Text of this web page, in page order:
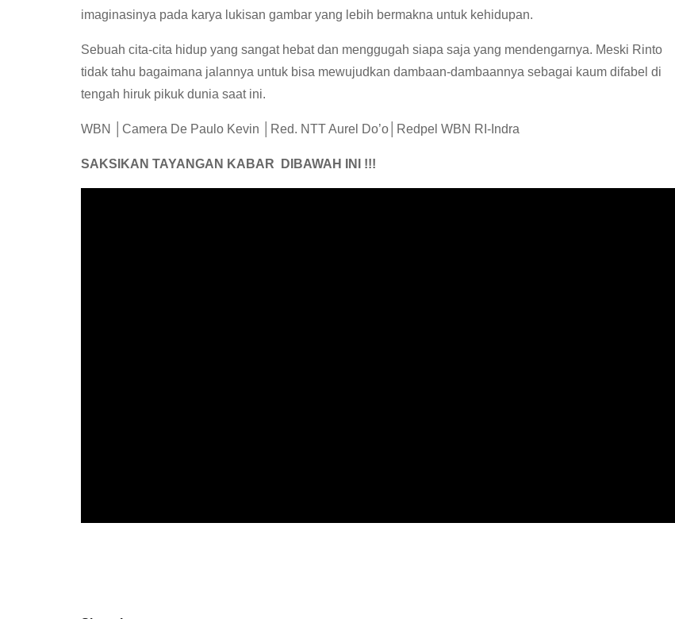
imaginasinya pada karya lukisan gambar yang lebih bermakna untuk kehidupan.
Sebuah cita-cita hidup yang sangat hebat dan menggugah siapa saja yang mendengarnya. Meski Rinto
tidak tahu bagaimana jalannya untuk bisa mewujudkan dambaan-dambaannya sebagai kaum difabel di
tengah hiruk pikuk dunia saat ini.
WBN │Camera De Paulo Kevin │Red. NTT Aurel Do’o│Redpel WBN RI-Indra
SAKSIKAN TAYANGAN KABAR DIBAWAH INI !!!